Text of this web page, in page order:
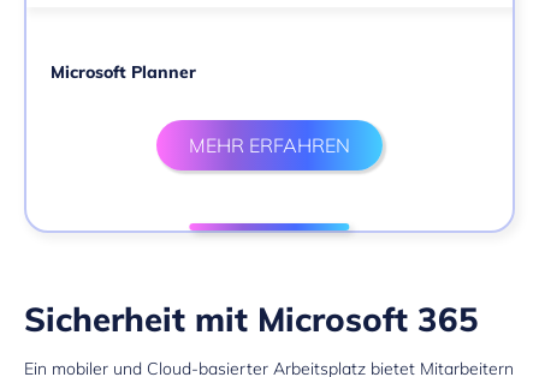
Microsoft Planner
MEHR ERFAHREN
Sicherheit mit Microsoft 365
Ein mobiler und Cloud-basierter Arbeitsplatz bietet Mitarbeitern